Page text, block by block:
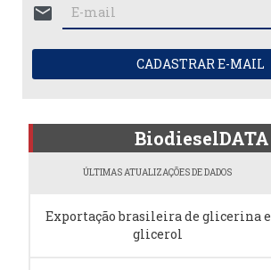
mail
CADASTRAR E-MAIL
BiodieselDATA
ÚLTIMAS ATUALIZAÇÕES DE DADOS
Exportação brasileira de glicerina e
glicerol